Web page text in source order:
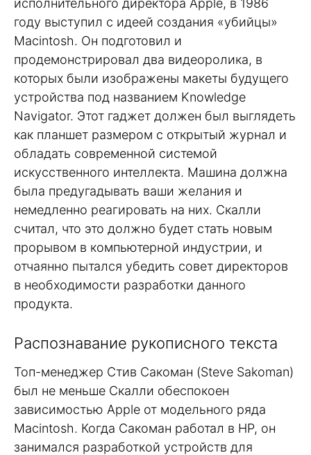
году выступил с идеей создания «убийцы»
Macintosh. Он подготовил и
продемонстрировал два видеоролика, в
которых были изображены макеты будущего
устройства под названием Knowledge
Navigator. Этот гаджет должен был выглядеть
как планшет размером с открытый журнал и
обладать современной системой
искусственного интеллекта. Машина должна
была предугадывать ваши желания и
немедленно реагировать на них. Скалли
считал, что это должно будет стать новым
прорывом в компьютерной индустрии, и
отчаянно пытался убедить совет директоров
в необходимости разработки данного
продукта.
Распознавание рукописного текста
Топ-менеджер Стив Сакоман (Steve Sakoman)
был не меньше Скалли обеспокоен
зависимостью Apple от модельного ряда
Macintosh. Когда Сакоман работал в HP, он
занимался разработкой устройств для